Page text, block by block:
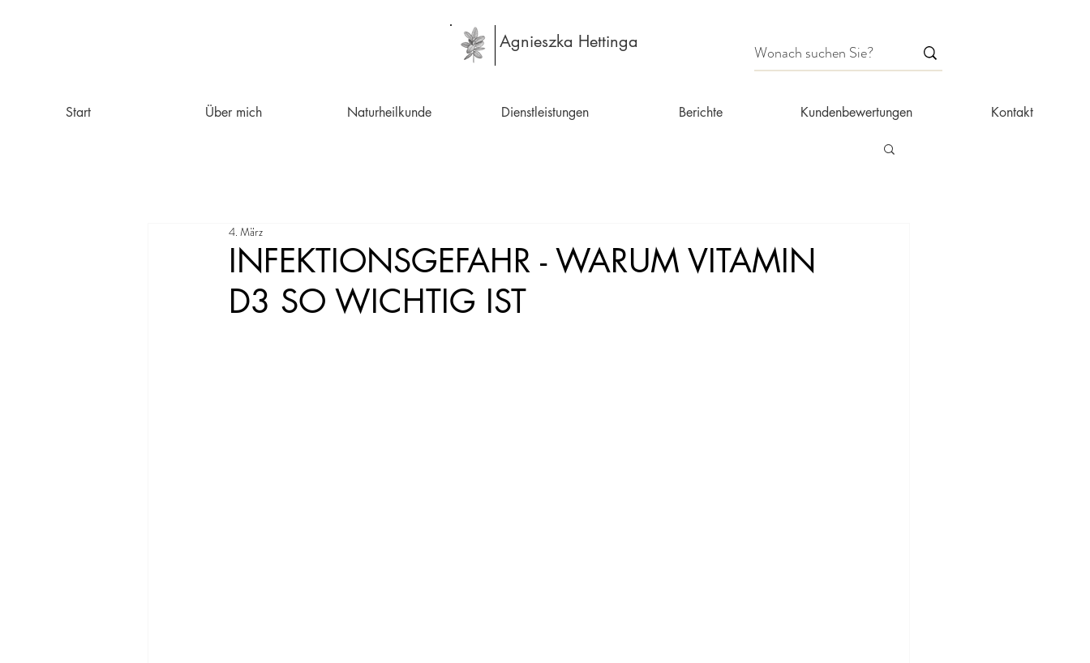
Agnieszka Hettinga
Start Über mich Naturheilkunde Dienstleistungen Berichte Kundenbewertungen Kontakt
INFEKTIONSGEFAHR - WARUM VITAMIN
D3 SO WICHTIG IST
4. März